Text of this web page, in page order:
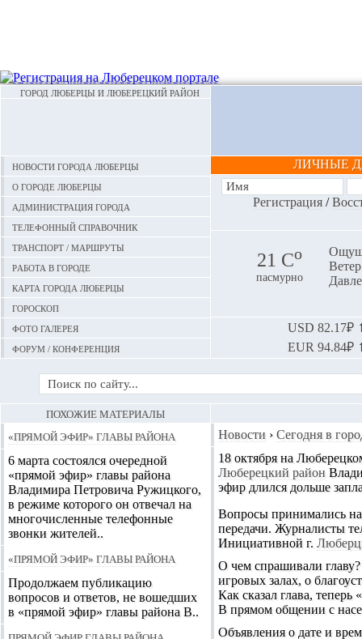
ГОРОД ЛЮБЕРЦЫ И ЛЮБЕРЕЦКИЙ РАЙОН
Новости города Люберцы
О городе Люберцы
Администрация города
Телефонный справочник
Транспорт / маршруты
Работа в городе
Карта города Люберцы
Гороскоп
Фото галерея
Форум / конференция
ЛИЧНЫЕ
Регистрация/
21 Сo
пасмурно
USD 82.17₽
EUR 94.84₽
Новости › Сегодня в
18 октября на
Люберецкий район
эфир длился дольше
Вопросы принимались
передачи. Журналисты
Инициативной г.
О чем спрашивали главу?
игровых залах, о
Как сказал глава,
В прямом общении с
Объявления о дате и
ПОХОЖИЕ МАТЕРИАЛЫ
«Прямой эфир» главы района
6 марта состоялся очередной
«прямой эфир» главы района
Владимира Петровича Ружицкого,
в режиме которого он отвечал на
многочисленные телефонные
звонки жителей..
«Прямой эфир» главы района
Продолжаем публикацию
вопросов и ответов, не вошедших
в «прямой эфир» главы района В..